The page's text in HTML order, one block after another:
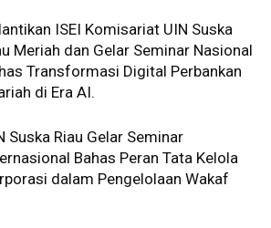
ISEI Komisariat UIN Suska
Meriah dan Gelar Seminar Nasional
Transformasi Digital Perbankan
di Era AI.
Suska Riau Gelar Seminar
Bahas Peran Tata Kelola
dalam Pengelolaan Wakaf